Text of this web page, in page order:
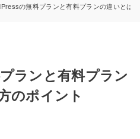
の無料プランと有料プランの違いとは
ランと有料プラン
のポイント